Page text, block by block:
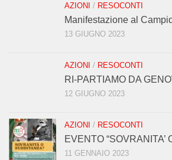
AZIONI / RESOCONTI
Manifestazione al
13 GIUGNO 2023
AZIONI / RESOCONTI
RI-PARTIAMO DA
12 GIUGNO 2023
AZIONI / RESOCONTI
EVENTO “SOVRANITA’
11 GENNAIO 2023